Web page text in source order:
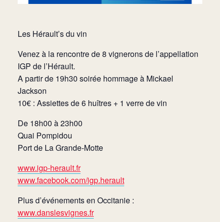
Les Hérault’s du vin
Venez à la rencontre de 8 vignerons de l’appellation
IGP de l’Hérault.
A partir de 19h30 soirée hommage à Mickael
Jackson
10€ : Assiettes de 6 huîtres + 1 verre de vin
De 18h00 à 23h00
Quai Pompidou
Port de La Grande-Motte
www.igp-herault.fr
www.facebook.com/igp.herault
Plus d’événements en Occitanie :
www.danslesvignes.fr